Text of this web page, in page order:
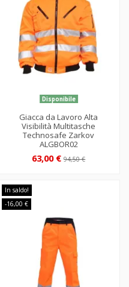
Disponibile
Giacca da Lavoro Alta
Visibilità Multitasche
Technosafe Zarkov
ALGBOR02
63,00 €94,50 €
In saldo!
-16,00 €